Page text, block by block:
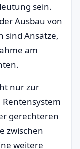
sein.
Ausbau von
Ansätze,
am
nur zur
gerechteren
zwischen
weitere